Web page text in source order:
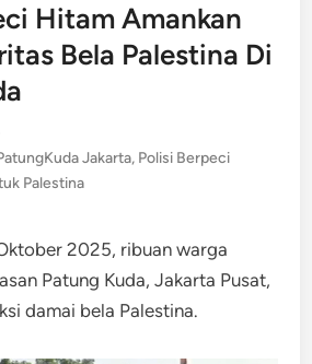
Hitam Amankan
Bela Palestina Di
Jakarta, Polisi Berpeci
Palestina
2025, ribuan warga
Patung Kuda, Jakarta Pusat,
damai bela Palestina.